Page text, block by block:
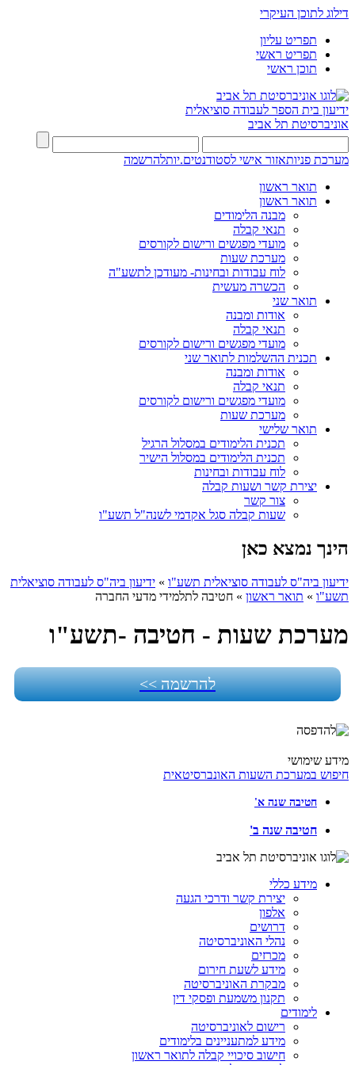
דילוג לתוכן העיקרי
תפריט עליון
תפריט ראשי
תוכן ראשי
ידיעון בית הספר לעבודה סוציאלית
אוניברסיטת תל אביב
מערכת פניותאזור אישי לסטודנטים.יותלהרשמה
תואר ראשון
תואר ראשון
מבנה הלימודים
תנאי קבלה
מועדי מפגשים ורישום לקורסים
מערכת שעות
לוח עבודות ובחינות- מעודכן לתשע"ה
הכשרה מעשית
תואר שני
אודות ומבנה
תנאי קבלה
מועדי מפגשים ורישום לקורסים
תכנית ההשלמות לתואר שני
אודות ומבנה
תנאי קבלה
מועדי מפגשים ורישום לקורסים
מערכת שעות
תואר שלישי
תכנית הלימודים במסלול הרגיל
תכנית הלימודים במסלול הישיר
לוח עבודות ובחינות
יצירת קשר ושעות קבלה
צור קשר
שעות קבלה סגל אקדמי לשנה"ל תשע"ו
הינך נמצא כאן
ידיעון ביה"ס לעבודה סוציאלית תשע"ו » ידיעון ביה"ס לעבודה סוציאלית
תשע"ו » תואר ראשון » חטיבה לתלמידי מדעי החברה
מערכת שעות - חטיבה -תשע"ו
להרשמה >>
מידע שימושי
חיפוש במערכת השעות האונברסיטאית
חטיבה שנה א'
חטיבה שנה ב'
מידע כללי
יצירת קשר ודרכי הגעה
אלפון
דרושים
נהלי האוניברסיטה
מכרזים
מידע לשעת חירום
מבקרת האוניברסיטה
תקנון משמעת ופסקי דין
לימודים
רישום לאוניברסיטה
מידע למתעניינים בלימודים
חישוב סיכויי קבלה לתואר ראשון